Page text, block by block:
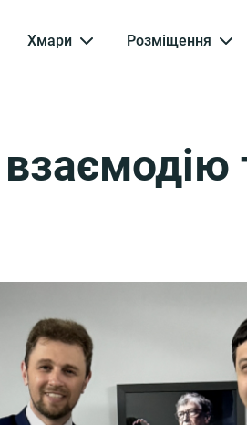
Хмари Розміщення